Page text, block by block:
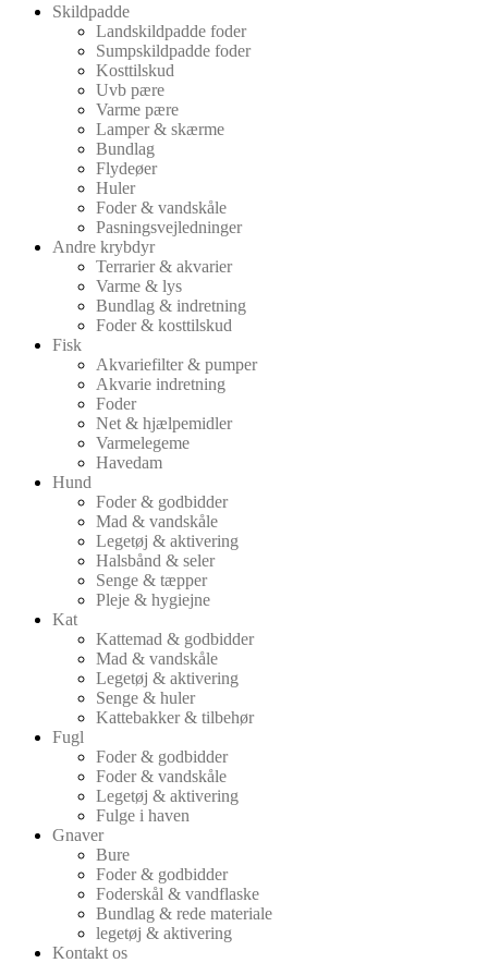
Skildpadde
Landskildpadde foder
Sumpskildpadde foder
Kosttilskud
Uvb pære
Varme pære
Lamper & skærme
Bundlag
Flydeøer
Huler
Foder & vandskåle
Pasningsvejledninger
Andre krybdyr
Terrarier & akvarier
Varme & lys
Bundlag & indretning
Foder & kosttilskud
Fisk
Akvariefilter & pumper
Akvarie indretning
Foder
Net & hjælpemidler
Varmelegeme
Havedam
Hund
Foder & godbidder
Mad & vandskåle
Legetøj & aktivering
Halsbånd & seler
Senge & tæpper
Pleje & hygiejne
Kat
Kattemad & godbidder
Mad & vandskåle
Legetøj & aktivering
Senge & huler
Kattebakker & tilbehør
Fugl
Foder & godbidder
Foder & vandskåle
Legetøj & aktivering
Fulge i haven
Gnaver
Bure
Foder & godbidder
Foderskål & vandflaske
Bundlag & rede materiale
legetøj & aktivering
Kontakt os